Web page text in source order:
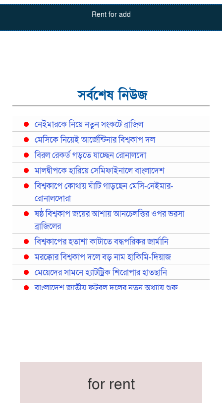
Rent for add
সর্বশেষ নিউজ
নেইমারকে নিয়ে নতুন সংকটে ব্রাজিল
মেসিকে নিয়েই আর্জেন্টিনার বিশ্বকাপ দল
বিরল রেকর্ড গড়তে যাচ্ছেন রোনালদো
মালদ্বীপকে হারিয়ে সেমিফাইনালে বাংলাদেশ
বিশ্বকাপে কোথায় ঘাঁটি গাড়ছেন মেসি-নেইমার-
রোনালদোরা
ষষ্ঠ বিশ্বকাপ জয়ের আশায় আনচেলত্তির ওপর ভরসা
ব্রাজিলের
বিশ্বকাপের হতাশা কাটাতে বদ্ধপরিকর জার্মানি
মরক্কোর বিশ্বকাপ দলে বড় নাম হাকিমি-দিয়াজ
মেয়েদের সামনে হ্যাটট্রিক শিরোপার হাতছানি
বাংলাদেশ জাতীয় ফুটবল দলের নতুন অধ্যায় শুরু
সরিয়ে নিয়েছে ইরান
বর্ষসেরা ক্রীড়াবিদ ও পপুলার চয়েজসহ ফুটবলার হামজা
for rent